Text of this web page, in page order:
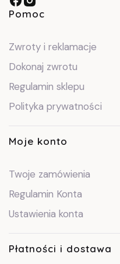
Linki w stopce
Pomoc
Zwroty i reklamacje
Dokonaj zwrotu
Regulamin sklepu
Polityka prywatności
Moje konto
Twoje zamówienia
Regulamin Konta
Ustawienia konta
Płatności i dostawa